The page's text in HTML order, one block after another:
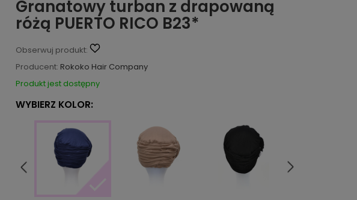
Granatowy turban z drapowaną
różą PUERTO RICO B23*
Obserwuj produkt:
Producent: Rokoko Hair Company
Produkt jest dostępny
WYBIERZ KOLOR: